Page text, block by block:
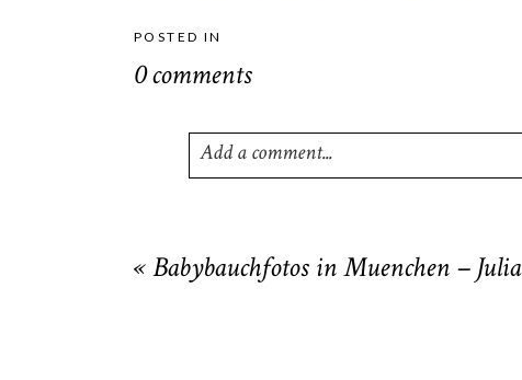
POSTED IN
0 comments
Add a comment...
« Babybauchfotos in Muenchen – Julia